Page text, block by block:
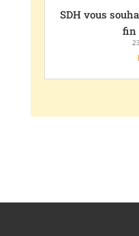
SDH vous
fin